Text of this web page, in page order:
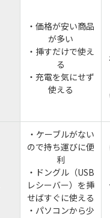
・価格が安い商品
が多い
・挿すだけで使え
る
・充電を気にせず
使える
・ケーブルがない
ので持ち運びに便
利
・ドングル（USB
レシーバー）を挿
せばすぐに使える
・パソコンから少